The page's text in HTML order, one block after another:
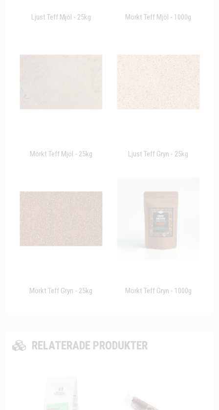
Ljust Teff Mjöl - 25kg Mörkt Teff Mjöl - 1000g
Mörkt Teff Mjöl - 25kg Ljust Teff Gryn - 25kg
Mörkt Teff Gryn - 25kg Mörkt Teff Gryn - 1000g
RELATERADE PRODUKTER